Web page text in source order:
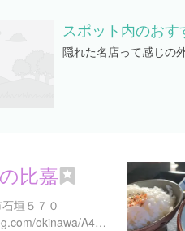
スポット内のおす
隠れた名店って感じの
比嘉
垣５７０
https://tabelog.com/okinawa/A4705/A470501/47001361/